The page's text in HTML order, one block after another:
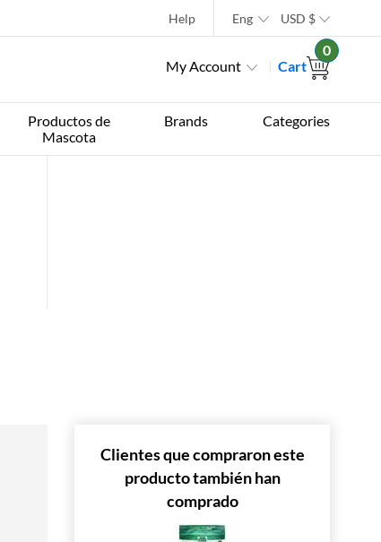
Help Eng USD $
My Account Cart
0
Productos de
Mascota
Brands Categories
Clientes que compraron este
producto también han
comprado